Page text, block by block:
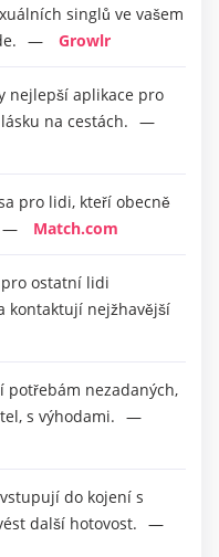
singlů ve vašem
Growlr
nejlepší aplikace pro
na cestách.
pro lidi, kteří obecně
Match.com
ostatní lidi
kontaktují nejžhavější
potřebám nezadaných,
s výhodami.
do kojení s
další hotovost.